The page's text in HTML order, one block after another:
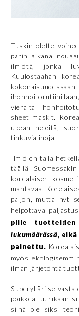
Tuskin olette
parin aikana
ilmiötä, jonka
Kuulostaahan
vieraita
sheet maskit.
upean heleitä,
tihkuvia ihoja.
Ilmiö on tällä
täällä
korealaisen
mahtavaa.
paljon, mutta nyt
helpottava
piile
lukumäärässä, eikä
painettu.
myös
ilman järjetöntä
Superylläri se vasta
poikkea juurikaan
siinä ole siksi